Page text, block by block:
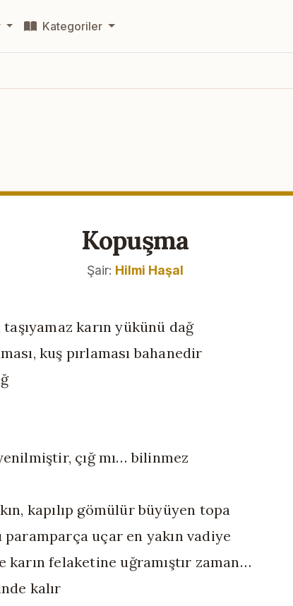
Kategoriler
Kopuşma
Şair: Hilmi Haşal
karın yükünü dağ
kuş pırlaması bahanedir
çığ mı… bilinmez
kapılıp gömülür büyüyen topa
paramparça uçar en yakın vadiye
karın felaketine uğramıştır zaman…
kalır